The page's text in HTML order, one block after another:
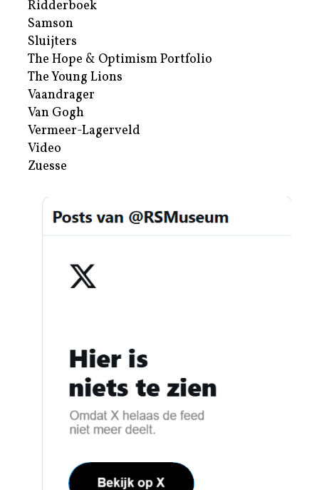
Ridderboek
Samson
Sluijters
The Hope & Optimism Portfolio
The Young Lions
Vaandrager
Van Gogh
Vermeer-Lagerveld
Video
Zuesse